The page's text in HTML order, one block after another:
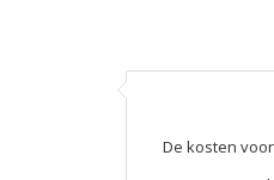
De kosten